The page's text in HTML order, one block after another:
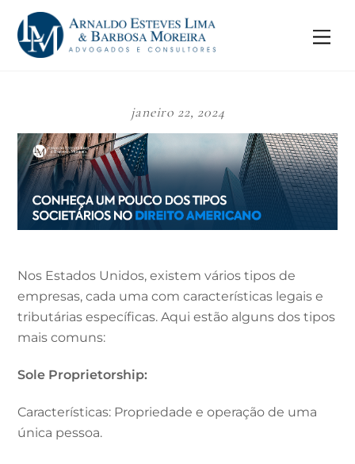
content
janeiro 22, 2024
Nos Estados Unidos, existem vários tipos de
empresas, cada uma com características legais e
tributárias específicas. Aqui estão alguns dos tipos
mais comuns:
Sole Proprietorship:
Características: Propriedade e operação de uma
única pessoa.